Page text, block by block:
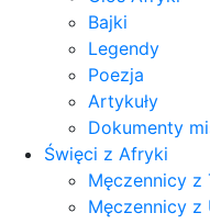
Bajki
Legendy
Poezja
Artykuły
Dokumenty
Święci z Afryki
Męczennicy z
Męczennicy z